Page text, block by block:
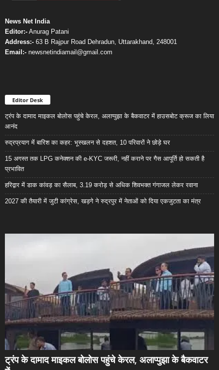
News Net India
Editor:- Anurag Patani
Address:- 63 B Rajpur Road Dehradun, Uttarakhand, 248001
Email:- newsnetindiamail@gmail.com
Editor Desk
ट्रंप के दामाद माइकल बोलोस पहुंचे केरल, अलाप्पुझा के बैकवाटर में हाउसबोट क्रूज का लिया
आनंद
रुद्रप्रयाग में बारिश का कहर: भूस्खलन से दहशत, 10 परिवारों ने छोड़े घर
15 अगस्त तक LPG कनेक्शन की e-KYC जरूरी, नहीं कराने पर गैस आपूर्ति हो सकती है
प्रभावित
हरिद्वार में डाक कांवड़ का सैलाब, 3.19 करोड़ से अधिक शिवभक्त गंगाजल लेकर रवाना
2027 की तैयारी में जुटी कांग्रेस, खड़गे ने रुद्रपुर में नेताओं को दिया एकजुटता का मंत्र
ट्रंप के दामाद माइकल बोलोस पहुंचे केरल, अलाप्पुझा के बैकवाटर